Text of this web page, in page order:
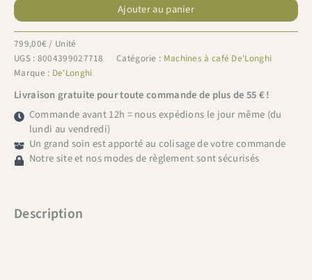
de
De'Longhi
Rivelia
Latte
FEB
4455.BG
beige
sable
Ajouter au panier
799,00€ / Unité
UGS : 8004399027718 Catégorie : Machines à café De'Longhi
Marque : De'Longhi
Livraison gratuite pour toute commande de plus de 55 € !
Commande avant 12h = nous expédions le jour même (du
lundi au vendredi)
Un grand soin est apporté au colisage de votre commande
Notre site et nos modes de règlement sont sécurisés
Description